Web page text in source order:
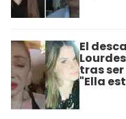
El
tras
"Ella